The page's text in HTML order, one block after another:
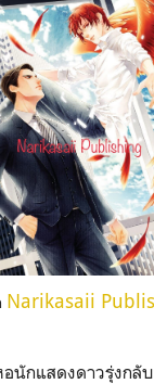
Narikasaii
กแสดงดาวรุ่งกลับ